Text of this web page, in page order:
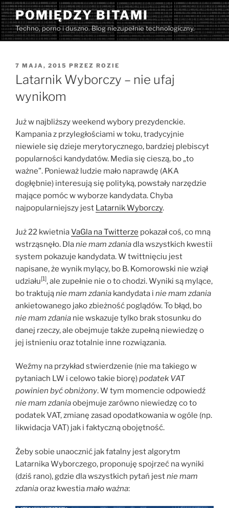
Przejdź
do
treści
POMIĘDZY BITAMI
Techno, porno i duszno. Blog niezupełnie technologiczny.
OPUBLIKOWANE
W
7 MAJA, 2015 PRZEZ ROZIE
Latarnik Wyborczy – nie ufaj
wynikom
Już w najbliższy weekend wybory prezydenckie.
Kampania z przyległościami w toku, tradycyjnie
niewiele się dzieje merytorycznego, bardziej plebiscyt
popularności kandydatów. Media się cieszą, bo „to
ważne”. Ponieważ ludzie mało naprawdę (AKA
dogłębnie) interesują się polityką, powstały narzędzie
mające pomóc w wyborze kandydata. Chyba
najpopularniejszy jest Latarnik Wyborczy.
Już 22 kwietniaVaGla na Twitterze pokazał coś, co mną
wstrząsnęło. Dlanie mam zdaniadla wszystkich kwestii
system pokazuje kandydata. W twittnięciu jest
napisane, że wynik mylący, bo B. Komorowski nie wziął
udziału[1], ale zupełnie nie o to chodzi. Wyniki są mylące,
bo traktująnie mam zdania kandydata i nie mam zdania
ankietowanego jako zbieżność poglądów. To błąd, bo
nie mam zdania nie wskazuje tylko brak stosunku do
danej rzeczy, ale obejmuje także zupełną niewiedzę o
jej istnieniu oraz totalnie inne rozwiązania.
Weźmy na przykład stwierdzenie (nie ma takiego w
pytaniach LW i celowo takie biorę)podatek VAT
powinien być obniżony. W tym momencie odpowiedź
nie mam zdaniaobejmuje zarówno niewiedzę co to
podatek VAT, zmianę zasad opodatkowania w ogóle (np.
likwidacja VAT) jak i faktyczną obojętność.
Żeby sobie unaocznić jak fatalny jest algorytm
Latarnika Wyborczego, proponuję spojrzeć na wyniki
(dziś rano), gdzie dla wszystkich pytań jestnie mam
zdaniaoraz kwestiamało ważna: